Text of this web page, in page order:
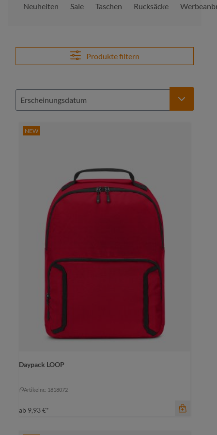
Neuheiten Sale Taschen Rucksäcke
Produkte filtern
NEW
Daypack LOOP
Artikelnr.: 1818072
ab 9,93 €*